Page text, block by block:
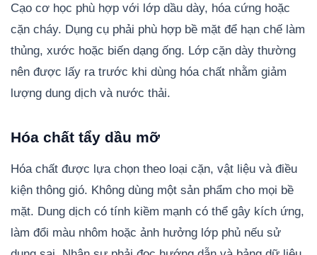
Cạo cơ học phù hợp với lớp dầu dày, hóa cứng hoặc
cặn cháy. Dụng cụ phải phù hợp bề mặt để hạn chế làm
thủng, xước hoặc biến dạng ống. Lớp cặn dày thường
nên được lấy ra trước khi dùng hóa chất nhằm giảm
lượng dung dịch và nước thải.
Hóa chất tẩy dầu mỡ
Hóa chất được lựa chọn theo loại cặn, vật liệu và điều
kiện thông gió. Không dùng một sản phẩm cho mọi bề
mặt. Dung dịch có tính kiềm mạnh có thể gây kích ứng,
làm đổi màu nhôm hoặc ảnh hưởng lớp phủ nếu sử